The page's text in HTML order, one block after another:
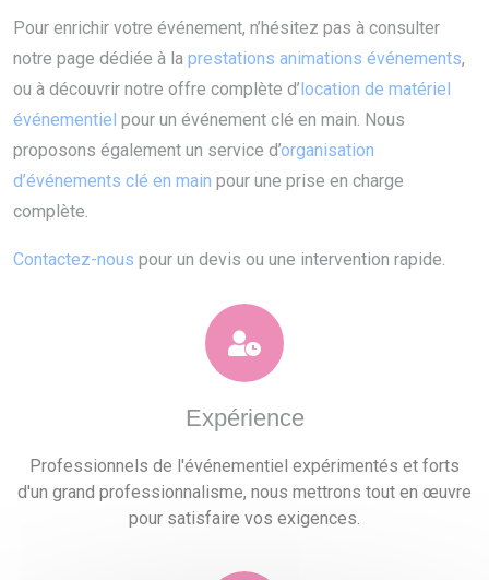
Pour enrichir votre événement, n’hésitez pas à consulter
notre page dédiée à la prestations animations événements,
ou à découvrir notre offre complète d’ location de matériel
événementiel pour un événement clé en main. Nous
proposons également un service d’organisation
d’événements clé en main pour une prise en charge
complète.
Contactez-nous pour un devis ou une intervention rapide.
Expérience
Professionnels de l'événementiel expérimentés et forts
d'un grand professionnalisme, nous mettrons tout en œuvre
pour satisfaire vos exigences.